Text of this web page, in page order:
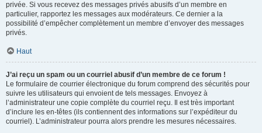
privée. Si vous recevez des messages privés abusifs d’un membre en
particulier, rapportez les messages aux modérateurs. Ce dernier a la
possibilité d’empêcher complètement un membre d’envoyer des messages
privés.
Haut
J’ai reçu un spam ou un courriel abusif d’un membre de ce forum !
Le formulaire de courrier électronique du forum comprend des sécurités pour
suivre les utilisateurs qui envoient de tels messages. Envoyez à
l’administrateur une copie complète du courriel reçu. Il est très important
d’inclure les en-têtes (ils contiennent des informations sur l’expéditeur du
courriel). L’administrateur pourra alors prendre les mesures nécessaires.